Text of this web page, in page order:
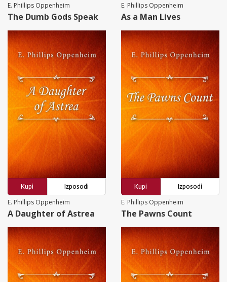
E. Phillips Oppenheim
The Dumb Gods Speak
E. Phillips Oppenheim
As a Man Lives
Kupi
Izposodi
E. Phillips Oppenheim
A Daughter of Astrea
Kupi
Izposodi
E. Phillips Oppenheim
The Pawns Count